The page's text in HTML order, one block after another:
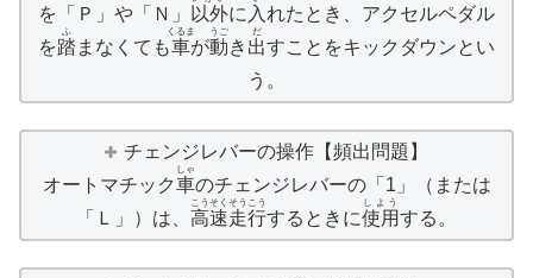
を「Ｐ」や「Ｎ」
以外に 入 れたとき、アクセルペダル
を踏
ふ
まなくても車
くるま
が動
うご
き 出
だ
すことをキックダウンとい
う。
チェンジレバーの操作【頻出問題】
オートマチック車
しゃ
のチェンジレバーの「1」（または
「Ｌ」）は、 高速走行
こうそくそうこう
するときに使用
しよう
する。